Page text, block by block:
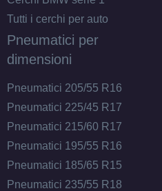
Tutti i cerchi per auto
Pneumatici per
dimensioni
Pneumatici 205/55 R16
Pneumatici 225/45 R17
Pneumatici 215/60 R17
Pneumatici 195/55 R16
Pneumatici 185/65 R15
Pneumatici 235/55 R18